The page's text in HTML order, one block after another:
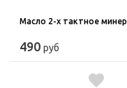
Масло 2-х тактное
490 руб